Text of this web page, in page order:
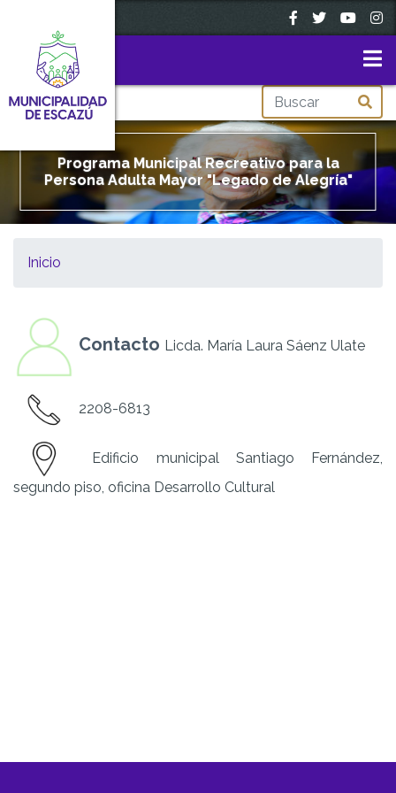
contenido
principal
Programa Municipal Recreativo para la
Persona Adulta Mayor "Legado de Alegría"
Inicio
Contacto Licda. María Laura Sáenz Ulate
2208-6813
Edificio municipal Santiago Fernández,
segundo piso, oficina Desarrollo Cultural